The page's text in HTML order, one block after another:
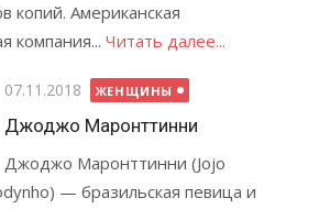
копий. Американская
компания... Читать далее...
Опубликовано
07.11.2018 ЖЕНЩИНЫ
Джоджо Маронттинни
Джоджо Маронттинни (Jojo
— бразильская певица и